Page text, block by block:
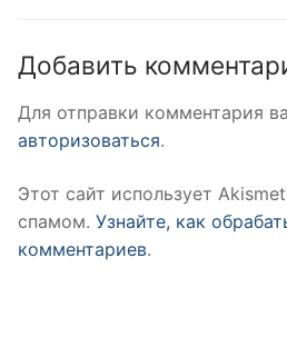
Добавить
Для отправки комментария
авторизоваться.
Этот сайт использует
спамом. Узнайте, как
комментариев.